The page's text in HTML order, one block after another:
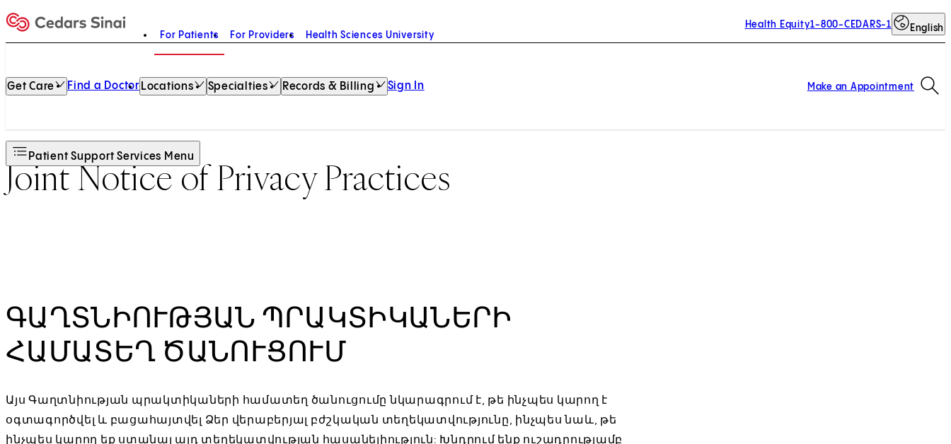
Home
For Patients For Providers Health Sciences University
Health Equity1-800-CEDARS-1 English
Get Care Find a Doctor Locations Specialties Records & Billing Sign In Make an Appointment
Patient Support Services Menu
Joint Notice of Privacy Practices
ԳԱՂՏՆԻՈՒԹՅԱՆ ՊՐԱԿՏԻԿԱՆԵՐԻ
ՀԱՄԱՏԵՂ ԾԱՆՈՒՑՈՒՄ
Այս Գաղտնիության պրակտիկաների համատեղ ծանուցումը նկարագրում է, թե ինչպես կարող է
օգտագործվել և բացահայտվել Ձեր վերաբերյալ բժշկական տեղեկատվությունը, ինչպես նաև, թե
ինչպես կարող եք ստանալ այդ տեղեկատվության հասանելիություն: Խնդրում ենք ուշադրությամբ